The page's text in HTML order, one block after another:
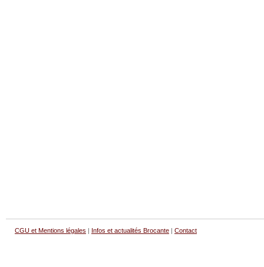
CGU et Mentions légales | Infos et actualités Brocante | Contact